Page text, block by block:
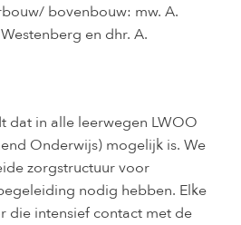
bovenbouw: mw. A.
en dhr. A.
dat in alle leerwegen LWOO
Onderwijs) mogelijk is. We
zorgstructuur voor
nodig hebben. Elke
die intensief contact met de